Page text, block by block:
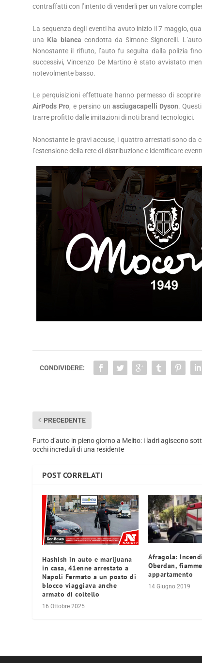
contraffatti con l’intento di venderli per un valore
La sequenza degli eventi ha avuto inizio il 7 maggio,
una Kia bianca condotta da Simone Signorelli.
Nonostante il rifiuto, l’auto fu seguita dalla polizia
successivi, Vincenzo De Martino è stato avvistato
notevolmente basso.
Le perquisizioni effettuate hanno permesso di
AirPods Pro, e persino un asciugacapelli Dyson.
trarre profitto dalle imitazioni di noti brand tecnologici.
Nonostante le gravi accuse, i quattro arrestati sono da
l’estensione della rete di distribuzione e identificare
CONDIVIDERE:
PRECEDENTE
Furto d’auto in pieno giorno a Melito: i ladri agiscono
occhi increduli di una residente
POST CORRELATI
Hashish in auto e marijuana
in casa, 41enne arrestato a
Napoli Fermato a un posto di
blocco viaggiava anche
armato di coltello
16 Ottobre 2025
Afragola:
Oberdan,
appartamento
14 Giugno 2019